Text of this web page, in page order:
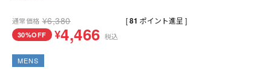
プライバシーポリシー
通常価格 ¥6,380
30%OFF ¥4,466 税込
[81 ポイント進呈 ]
MENS